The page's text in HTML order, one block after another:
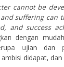
cannot be
suffering can
and success
dengan
ujian dan
didapat, dan